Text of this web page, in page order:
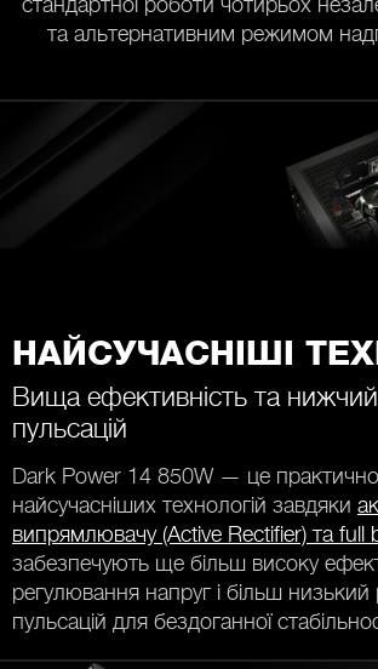
та альтернативним режимом
НАЙСУЧАСНІШІ
Вища ефективність та
пульсацій
Dark Power 14 850W — це практично
найсучасніших технологій завдяки
випрямлювачу (Active Rectifier) та full
забезпечують ще більш високу
регулювання напруг і більш низький
пульсацій для бездоганної